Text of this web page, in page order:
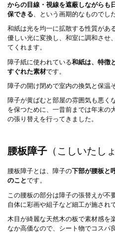
からの目線・視線を遮蔽しながらも
保できる 、という画期的なものでした
和紙は光を均一に拡散する性質があ
優しい光に変換し、和室に調和させ
てくれます。
障子紙に使われている和紙は、特徴
すぐれた素材です。
障子の開け閉めで室内の換気と保温
障子が黄ばむと部屋の雰囲気も悪く
を保つために、一昔前までは年末の
の張り替えを行ってきました。
腰板障子 （こしいたし
腰板障子とは、障子の下部が腰板と
のことです。
この腰板の部分は障子の張替えが不
自体に彩画や組子など細工が施され
木目が綺麗な天然木の板で素材感を
なか高価なので、シート物でコスパ